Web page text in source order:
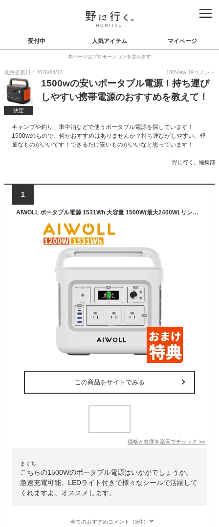
受付中 人気アイテム マイページ
本ページはプロモーションを含みます
最終更新日：2026/04/13 180View 19コメント
決定
1500wの安いポータブル電源！持ち運び
しやすい携帯電源のおすすめを教えて！
キャンプや釣り、車中泊などで使うポータブル電源を探しています！
1500wのもので、何かおすすめはありませんか？持ち運びがしやすい、軽
量なものがいいです！できるだけ安いものがいいなと思っています！
野に行く。編集部
1
AIWOLL ポータブル電源 1531Wh 大容量 1500W(最大2400W) リン酸鉄 純正弦波 急速充電PD100W AC/DC/USB/Type-C対応 家庭用蓄電池 非常用バッテリー LEDライト 防災・地震・台風・停電対策
この商品をサイトでみる
価格と在庫を楽天でチェック >>
まくち
こちらの1500Wのポータブル電源はいかがでしょうか。
急速充電可能。LEDライト付きで様々なシールで活躍して
くれますよ。オススメします。
全てのおすすめコメント（3件）